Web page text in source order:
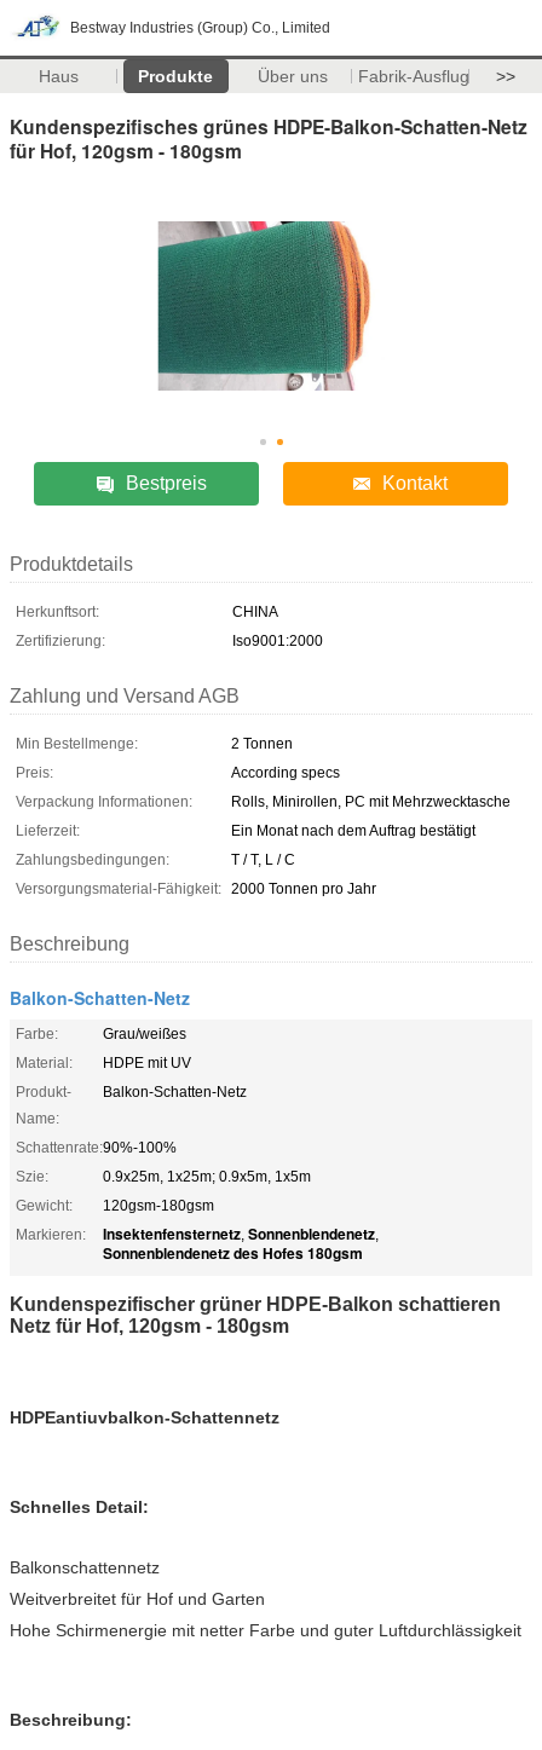
Bestway Industries (Group) Co., Limited
Haus Produkte Über uns Fabrik-Ausflug >>
Kundenspezifisches grünes HDPE-Balkon-Schatten-Netz
für Hof, 120gsm - 180gsm
Bestpreis Kontakt
Produktdetails
Herkunftsort:
CHINA
Zertifizierung:
Iso9001:2000
Zahlung und Versand AGB
Min Bestellmenge:
2 Tonnen
Preis:
According specs
Verpackung Informationen:
Rolls, Minirollen, PC mit Mehrzwecktasche
Lieferzeit:
Ein Monat nach dem Auftrag bestätigt
Zahlungsbedingungen:
T / T, L / C
Versorgungsmaterial-Fähigkeit: 2000 Tonnen pro Jahr
Beschreibung
Balkon-Schatten-Netz
Farbe:
Grau/weißes
Material:
HDPE mit UV
Produkt-
Name:
Balkon-Schatten-Netz
Schattenrate:90%-100%
Szie:
0.9x25m, 1x25m; 0.9x5m, 1x5m
Gewicht:
120gsm-180gsm
Markieren:
Insektenfensternetz, Sonnenblendenetz,
Sonnenblendenetz des Hofes 180gsm
Kundenspezifischer grüner HDPE-Balkon schattieren
Netz für Hof, 120gsm - 180gsm
HDPEantiuvbalkon-Schattennetz
Schnelles Detail:
Balkonschattennetz
Weitverbreitet für Hof und Garten
Hohe Schirmenergie mit netter Farbe und guter Luftdurchlässigkeit
Beschreibung: